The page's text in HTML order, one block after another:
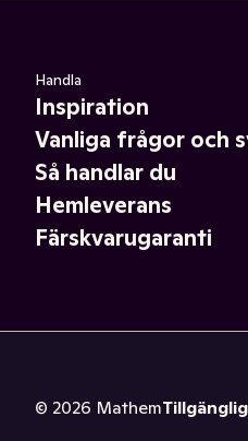
Handla
Inspiration
Vanliga frågor och
Så handlar du
Hemleverans
Färskvarugaranti
© 2026 Mathem